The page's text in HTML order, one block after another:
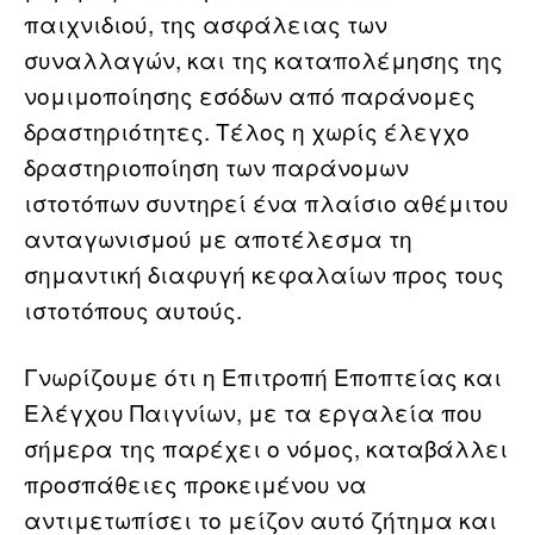
παιχνιδιού, της ασφάλειας των
συναλλαγών, και της καταπολέμησης της
νομιμοποίησης εσόδων από παράνομες
δραστηριότητες. Τέλος η χωρίς έλεγχο
δραστηριοποίηση των παράνομων
ιστοτόπων συντηρεί ένα πλαίσιο αθέμιτου
ανταγωνισμού με αποτέλεσμα τη
σημαντική διαφυγή κεφαλαίων προς τους
ιστοτόπους αυτούς.
Γνωρίζουμε ότι η Επιτροπή Εποπτείας και
Ελέγχου Παιγνίων, με τα εργαλεία που
σήμερα της παρέχει ο νόμος, καταβάλλει
προσπάθειες προκειμένου να
αντιμετωπίσει το μείζον αυτό ζήτημα και